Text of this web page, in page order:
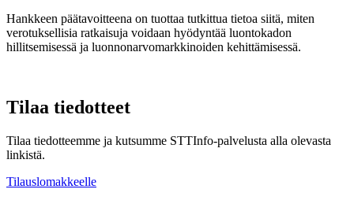
Hankkeen päätavoitteena on tuottaa tutkittua tietoa siitä, miten
verotuksellisia ratkaisuja voidaan hyödyntää luontokadon
hillitsemisessä ja luonnonarvomarkkinoiden kehittämisessä.
Tilaa tiedotteet
Tilaa tiedotteemme ja kutsumme STTInfo-palvelusta alla olevasta
linkistä.
Tilauslomakkeelle